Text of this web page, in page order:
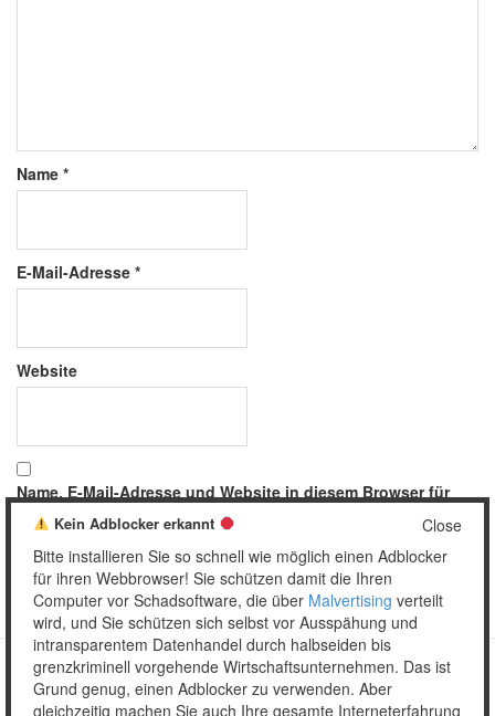
Name *
E-Mail-Adresse *
Website
Name, E-Mail-Adresse und Website in diesem Browser für
meinen nächsten Kommentar speichern.
Copyright © 2026 Unser täglich Spam.
Close
Kein Adblocker erkannt
Bitte installieren Sie so schnell wie möglich einen Adblocker
für ihren Webbrowser! Sie schützen damit die Ihren
Computer vor Schadsoftware, die über Malvertising verteilt
wird, und Sie schützen sich selbst vor Ausspähung und
intransparentem Datenhandel durch halbseiden bis
grenzkriminell vorgehende Wirtschaftsunternehmen. Das ist
Grund genug, einen Adblocker zu verwenden. Aber
gleichzeitig machen Sie auch Ihre gesamte Interneterfahrung